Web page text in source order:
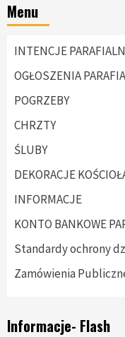
wpisach
Menu
INTENCJE
OGŁOSZENIA
POGRZEBY
CHRZTY
ŚLUBY
DEKORACJE
INFORMACJE
KONTO BANKOWE
Standardy ochrony
Zamówienia
Informacje- Flash